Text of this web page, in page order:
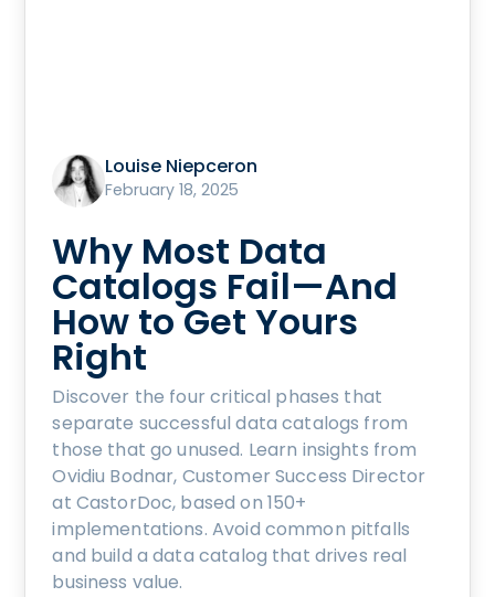
Louise Niepceron
February 18, 2025
Why Most Data
Catalogs Fail—And
How to Get Yours
Right
Discover the four critical phases that
separate successful data catalogs from
those that go unused. Learn insights from
Ovidiu Bodnar, Customer Success Director
at CastorDoc, based on 150+
implementations. Avoid common pitfalls
and build a data catalog that drives real
business value.